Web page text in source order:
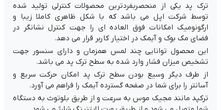
ترک پد یکی از منحصربفردترین محصولات کنترلی تولید شده
توسط شرکت اپل می باشد که با شکل ظاهری کاملا زیبا و
ارگونومیک امکانات فوق العاده ای را جهت کنترل نشانگر در
فضای مک بوک و آیمک در اختیار کاربر قرار می دهد.
این محصول توانایی چند لمس همزمان و دارای سنسور جهت
تشخیص میزان فشار وارد شده به سطح ترک پد می باشد.
از طرف دیگر وسیع بودن سطح ترک پد امکان حرکت سریع و
آسانتر را برای شما در صفحه گسترده آیمک را فراهم می آورد.
ترکپد مانند مجیک موس به سرعت و از طریق بلوتوث به دستگاه